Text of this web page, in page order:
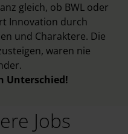
gleich, ob BWL oder
Innovation durch
und Charaktere. Die
waren nie
Unterschied!
Jobs